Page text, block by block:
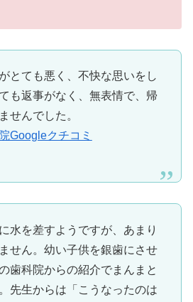
とても悪く、不快な思いをし
も返事がなく、無表情で、帰
せんでした。
Googleクチコミ
水を差すようですが、あまり
せん。幼い子供を銀歯にさせ
歯科院からの紹介でまんまと
先生からは「こうなったのは